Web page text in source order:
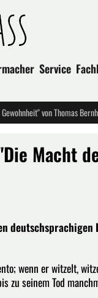
Service
von Thomas
Macht
wenn er witzelt,
zu seinem Tod